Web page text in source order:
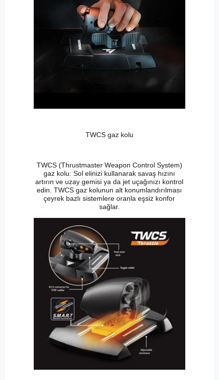
TWCS gaz kolu
TWCS (Thrustmaster Weapon Control System)
gaz kolu: Sol elinizi kullanarak savaş hızını
artırın ve uzay gemisi ya da jet uçağınızı kontrol
edin. TWCS gaz kolunun alt konumlandırılması
çeyrek bazlı sistemlere oranla eşsiz konfor
sağlar.